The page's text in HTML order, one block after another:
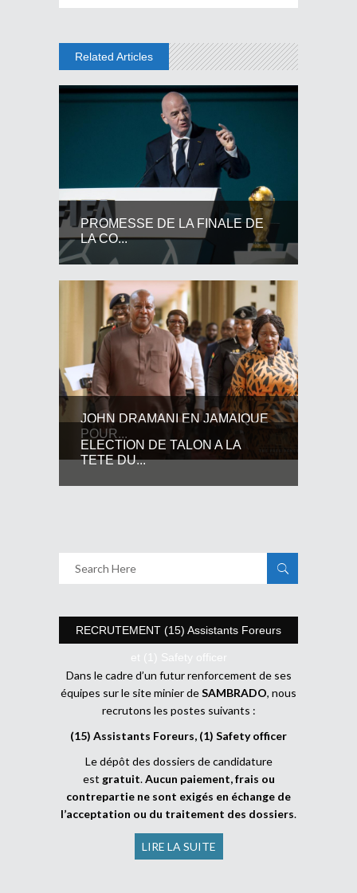
Related Articles
PROMESSE DE LA FINALE DE
LA CO...
JOHN DRAMANI EN JAMAIQUE
POUR...
ELECTION DE TALON A LA
TETE DU...
RECRUTEMENT (15) Assistants Foreurs
et (1) Safety officer
Dans le cadre d’un futur renforcement de ses
équipes sur le site minier deSAMBRADO, nous
recrutons les postes suivants :
(15) Assistants Foreurs, (1) Safety officer
Le dépôt des dossiers de candidature
est gratuit.Aucun paiement, frais ou
contrepartie ne sont exigés en échange de
l’acceptation ou du traitement des dossiers.
LIRE LA SUITE